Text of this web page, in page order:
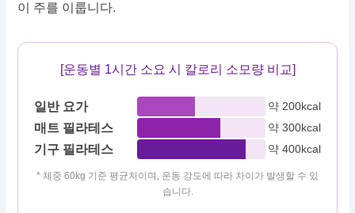
이 주를 이룹니다.
[운동별 1시간 소요 시 칼로리 소모량 비교]
일반 요가 약 200kcal
매트 필라테스 약 300kcal
기구 필라테스 약 400kcal
* 체중 60kg 기준 평균치이며, 운동 강도에 따라 차이가 발생할 수 있
습니다.